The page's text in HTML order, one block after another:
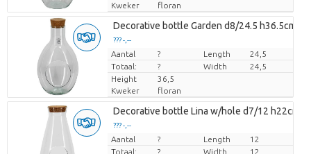
Kweker
floran
Decorative bottle Garden d8/24.5 h36.5cm
??? -,--
Prijs per stuk
Aantal ? Length
24,5
Totaal:
? Width
24,5
Height
36,5
Kweker
floran
Decorative bottle Lina w/hole d7/12 h22cm
??? -,--
Prijs per stuk
Aantal ? Length
12
Totaal:
? Width 12